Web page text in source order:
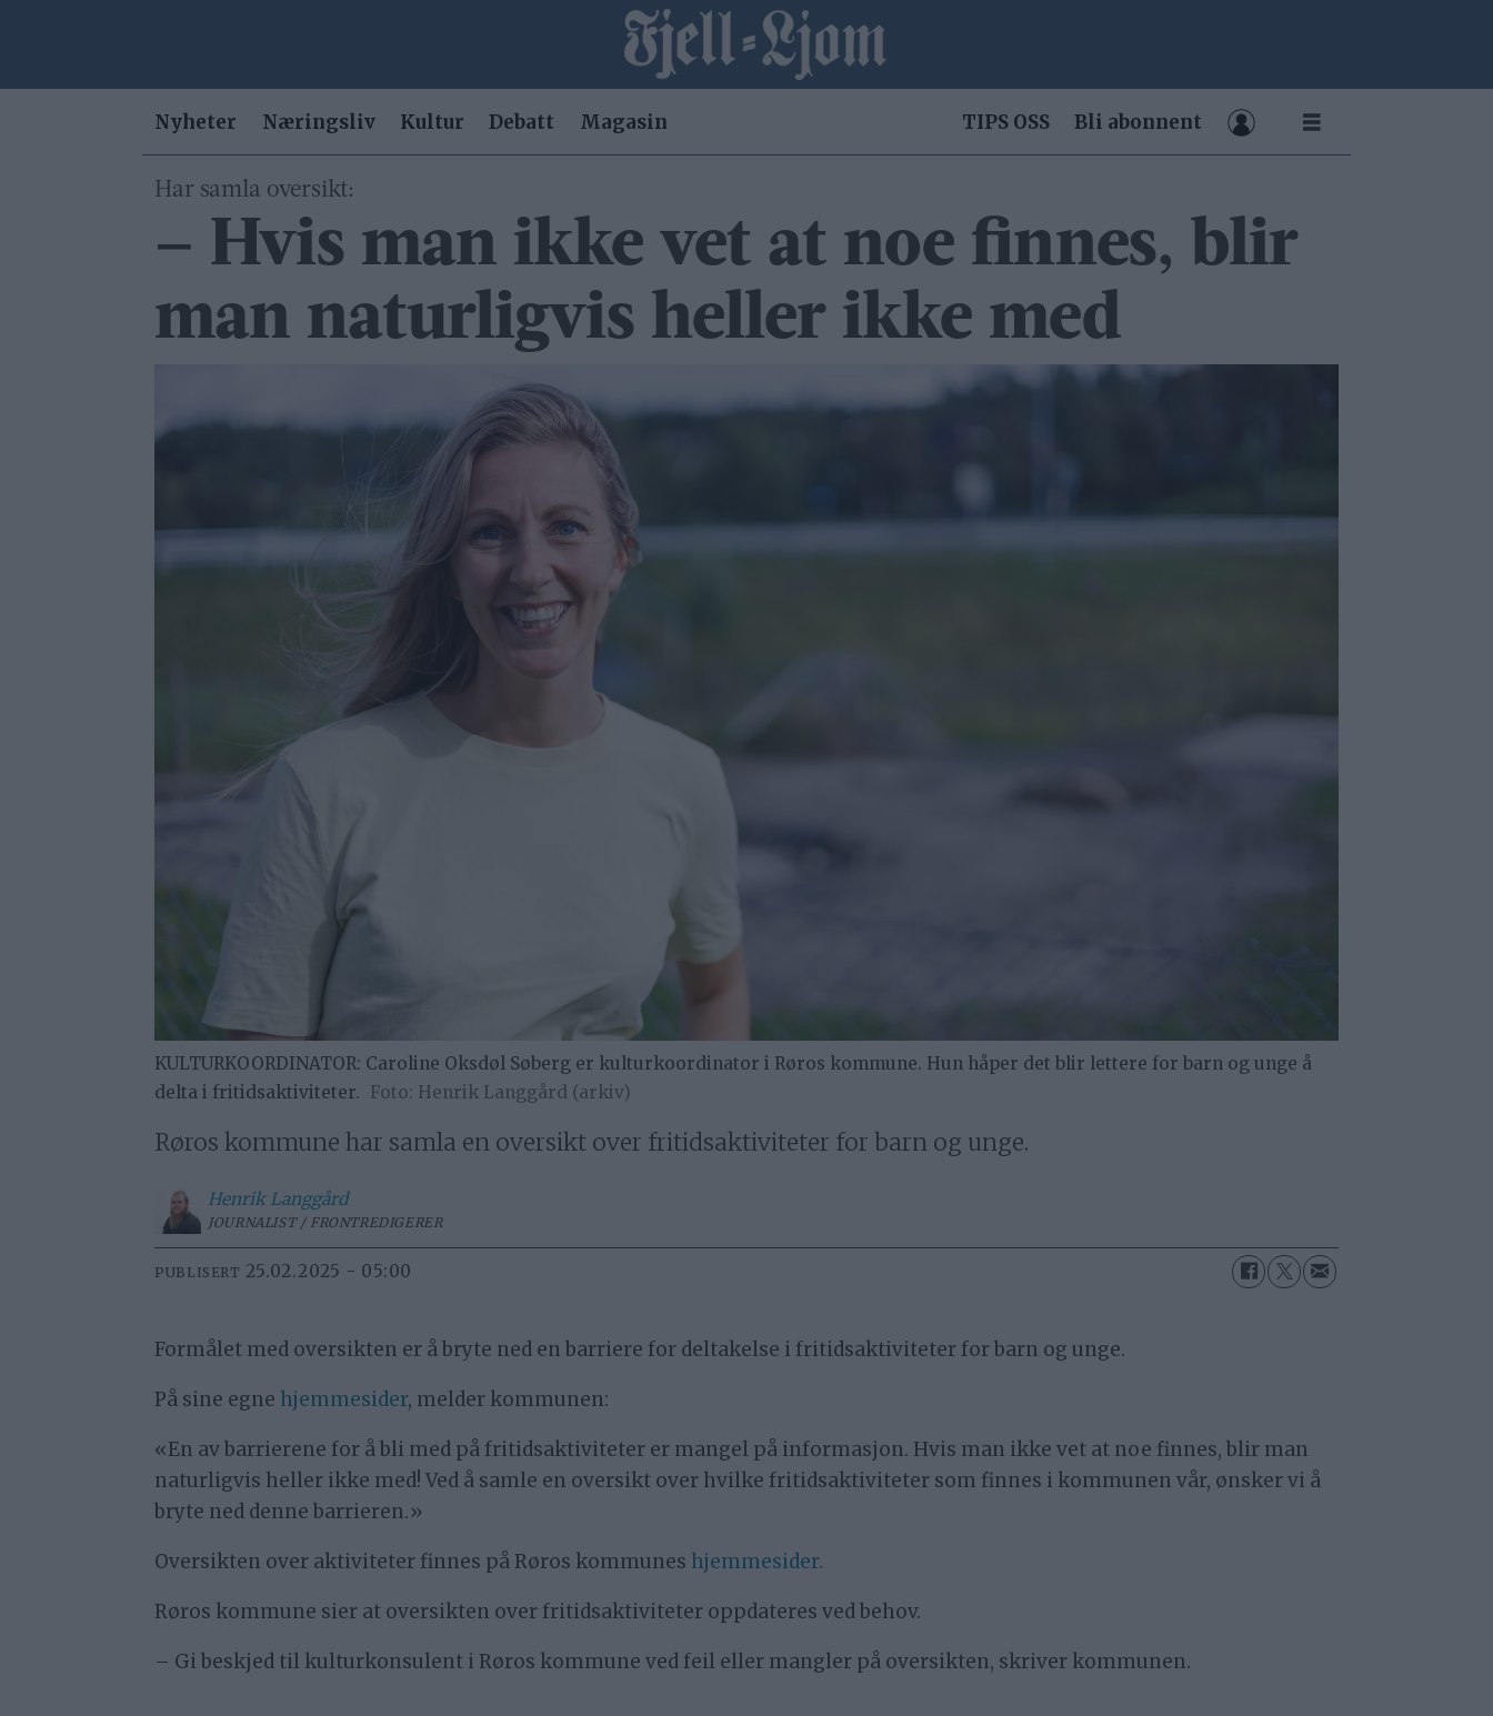
Nyheter Næringsliv Kultur Debatt Magasin TIPS OSS Bli abonnent
Har samla oversikt:
– Hvis man ikke vet at noe finnes, blir
man naturlig­vis heller ikke med
KULTURKOORDINATOR: Caroline Oksdøl Søberg er kulturkoordinator i Røros kommune. Hun håper det blir lettere for barn og unge å
delta i fritidsaktiviteter.
Henrik Langgård (arkiv)
Røros kommune har samla en oversikt over fritidsaktiviteter for barn og unge.
Henrik Langgård
JOURNALIST / FRONTREDIGERER
PUBLISERT 25.02.2025 - 05:00
Formålet med oversikten er å bryte ned en barriere for deltakelse i fritidsaktiviteter for barn og unge.
På sine egne hjemmesider, melder kommunen:
«En av barrierene for å bli med på fritidsaktiviteter er mangel på informasjon. Hvis man ikke vet at noe finnes, blir man
naturligvis heller ikke med! Ved å samle en oversikt over hvilke fritidsaktiviteter som finnes i kommunen vår, ønsker vi å
bryte ned denne barrieren.»
Oversikten over aktiviteter finnes på Røros kommunes hjemmesider.
Røros kommune sier at oversikten over fritidsaktiviteter oppdateres ved behov.
– Gi beskjed til kulturkonsulent i Røros kommune ved feil eller mangler på oversikten, skriver kommunen.